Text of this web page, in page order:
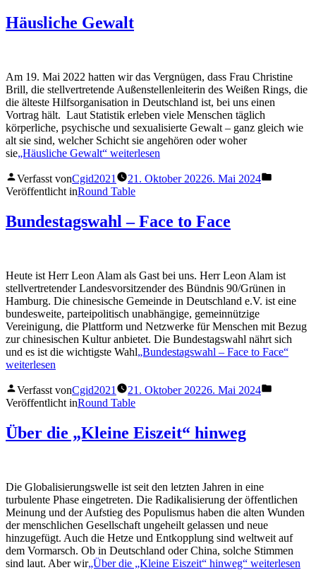
Häusliche Gewalt
Am 19. Mai 2022 hatten wir das Vergnügen, dass Frau Christine
Brill, die stellvertretende Außenstellenleiterin des Weißen Rings, die
die älteste Hilfsorganisation in Deutschland ist, bei uns einen
Vortrag hält. Laut Statistik erleben viele Menschen täglich
körperliche, psychische und sexualisierte Gewalt – ganz gleich wie
alt sie sind, welcher Schicht sie angehören oder woher
sie„Häusliche Gewalt“ weiterlesen
Verfasst vonCgid2021 21. Oktober 20226. Mai 2024
Veröffentlicht inRound Table
Bundestagswahl – Face to Face
Heute ist Herr Leon Alam als Gast bei uns. Herr Leon Alam ist
stellvertretender Landesvorsitzender des Bündnis 90/Grünen in
Hamburg. Die chinesische Gemeinde in Deutschland e.V. ist eine
bundesweite, parteipolitisch unabhängige, gemeinnützige
Vereinigung, die Plattform und Netzwerke für Menschen mit Bezug
zur chinesischen Kultur anbietet. Die Bundestagswahl nährt sich
und es ist die wichtigste Wahl„Bundestagswahl – Face to Face“
weiterlesen
Verfasst vonCgid2021 21. Oktober 20226. Mai 2024
Veröffentlicht inRound Table
Über die „Kleine Eiszeit“ hinweg
Die Globalisierungswelle ist seit den letzten Jahren in eine
turbulente Phase eingetreten. Die Radikalisierung der öffentlichen
Meinung und der Aufstieg des Populismus haben die alten Wunden
der menschlichen Gesellschaft ungeheilt gelassen und neue
hinzugefügt. Auch die Hetze und Entkopplung sind weltweit auf
dem Vormarsch. Ob in Deutschland oder China, solche Stimmen
sind laut. Aber wir„Über die „Kleine Eiszeit“ hinweg“ weiterlesen